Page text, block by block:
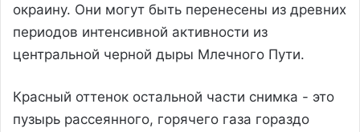
окраину. Они могут быть перенесены из древних
периодов интенсивной активности из
центральной черной дыры Млечного Пути.
Красный оттенок остальной части снимка - это
пузырь рассеянного, горячего газа гораздо